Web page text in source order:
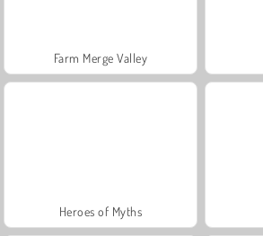
Farm Merge Valley
Heroes of Myths